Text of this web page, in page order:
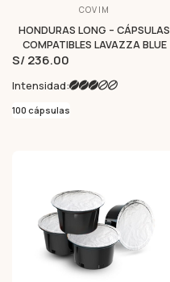
COVIM
HONDURAS LONG – CÁPSULAS
COMPATIBLES LAVAZZA BLUE
S/ 236.00
Intensidad:
100 cápsulas